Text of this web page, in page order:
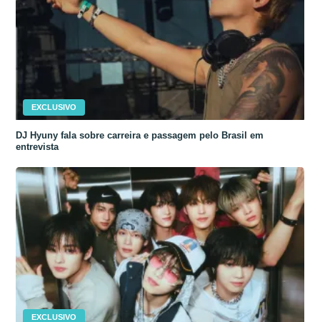
EXCLUSIVO
DJ Hyuny fala sobre carreira e passagem pelo Brasil em
entrevista
EXCLUSIVO